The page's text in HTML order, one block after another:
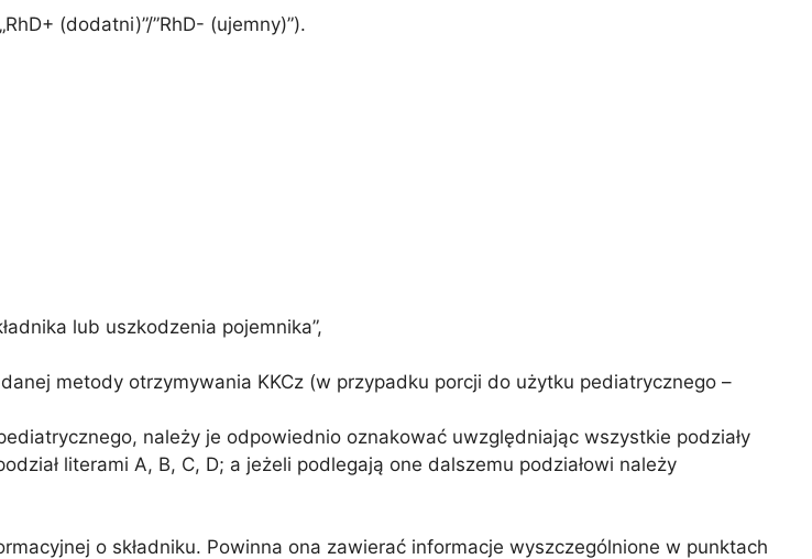
(dodatni)”/”RhD- (ujemny)”).
lub uszkodzenia pojemnika”,
metody otrzymywania KKCz (w przypadku porcji do użytku pediatrycznego –
należy je odpowiednio oznakować uwzględniając wszystkie podziały
literami A, B, C, D; a jeżeli podlegają one dalszemu podziałowi należy
o składniku. Powinna ona zawierać informacje wyszczególnione w punktach